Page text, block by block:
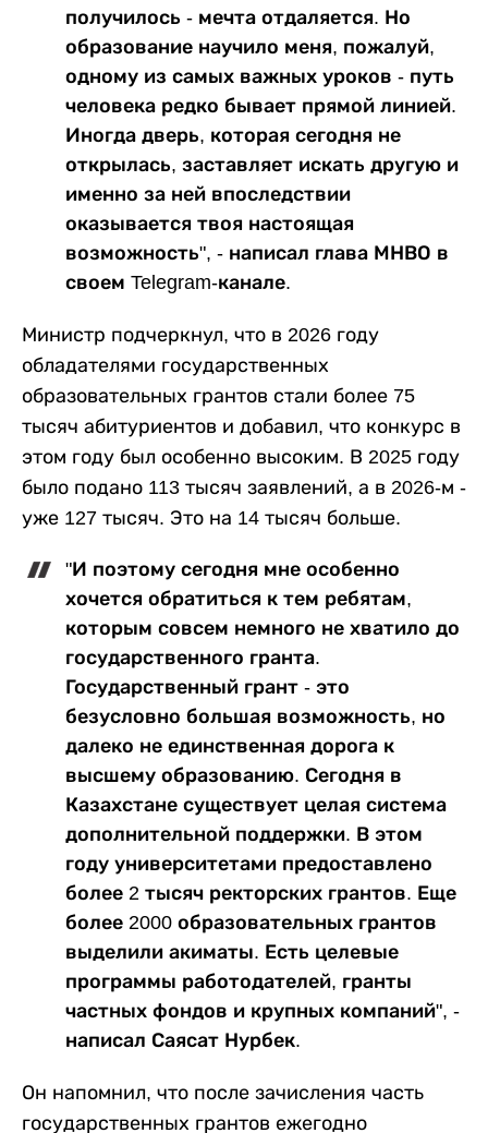
получилось - мечта отдаляется. Но
образование научило меня, пожалуй,
одному из самых важных уроков - путь
человека редко бывает прямой линией.
Иногда дверь, которая сегодня не
открылась, заставляет искать другую и
именно за ней впоследствии
оказывается твоя настоящая
возможность", - написал глава МНВО в
своем Telegram-канале.
Министр подчеркнул, что в 2026 году
обладателями государственных
образовательных грантов стали более 75
тысяч абитуриентов и добавил, что конкурс в
этом году был особенно высоким. В 2025 году
было подано 113 тысяч заявлений, а в 2026-м -
уже 127 тысяч. Это на 14 тысяч больше.
"И поэтому сегодня мне особенно
хочется обратиться к тем ребятам,
которым совсем немного не хватило до
государственного гранта.
Государственный грант - это
безусловно большая возможность, но
далеко не единственная дорога к
высшему образованию. Сегодня в
Казахстане существует целая система
дополнительной поддержки. В этом
году университетами предоставлено
более 2 тысяч ректорских грантов. Еще
более 2000 образовательных грантов
выделили акиматы. Есть целевые
программы работодателей, гранты
частных фондов и крупных компаний", -
написал Саясат Нурбек.
Он напомнил, что после зачисления часть
государственных грантов ежегодно